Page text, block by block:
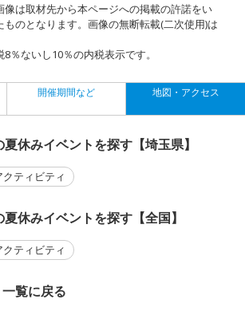
は取材先から本ページへの掲載の許諾をい
ものとなります。画像の無断転載(二次使用)は
％ないし10％の内税表示です。
開催期間など 地図・アクセス
休みイベントを探す【埼玉県】
ティビティ
休みイベントを探す【全国】
ティビティ
覧に戻る